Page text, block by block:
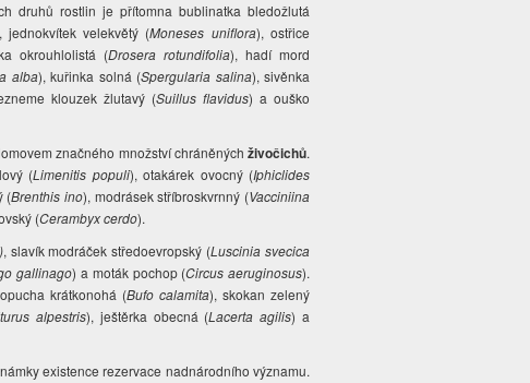
druhů rostlin je přítomna bublinatka bledožlutá
jednokvítek velekvětý (Moneses uniflora), ostřice
okrouhlolistá (Drosera rotundifolia), hadí mord
alba), kuřinka solná (Spergularia salina), sivěnka
klouzek žlutavý (Suillus flavidus) a ouško
značného množství chráněných živočichů.
(Limenitis populi), otakárek ovocný (Iphiclides
(Brenthis ino), modrásek stříbroskvrnný (Vacciniina
(Cerambyx cerdo).
, slavík modráček středoevropský (Luscinia svecica
gallinago) a moták pochop (Circus aeruginosus).
krátkonohá (Bufo calamita), skokan zelený
alpestris), ještěrka obecná (Lacerta agilis) a
existence rezervace nadnárodního významu.